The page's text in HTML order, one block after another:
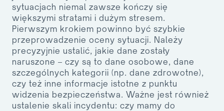
sytuacjach niemal zawsze kończy się
większymi stratami i dużym stresem.
Pierwszym krokiem powinno być szybkie
przeprowadzenie oceny sytuacji. Należy
precyzyjnie ustalić, jakie dane zostały
naruszone – czy są to dane osobowe, dane
szczególnych kategorii (np. dane zdrowotne),
czy też inne informacje istotne z punktu
widzenia bezpieczeństwa. Ważne jest również
ustalenie skali incydentu: czy mamy do